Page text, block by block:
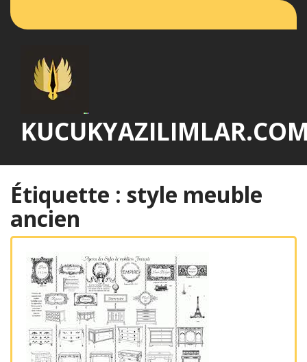
Étiquette : style meuble
ancien